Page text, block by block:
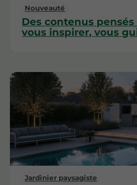
Nouveauté
Des contenus
vous inspirer, vous
Jardinier paysagiste